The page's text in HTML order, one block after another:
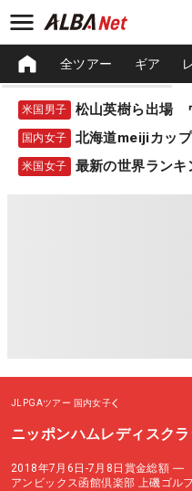
全ツアー ギア
米国男子
国内女子 北海道meijiカッ
米国女子 最新の世界ランキ
JLPGAツアー 国内女子
ニッポンハムレディスク
2018年7月6日-7月8日 賞金総額 ―
アンビックス函館倶楽部 上磯ゴル